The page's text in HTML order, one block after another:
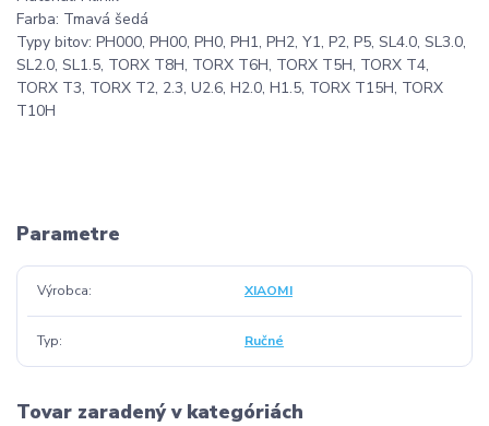
Farba: Tmavá šedá
Typy bitov: PH000, PH00, PH0, PH1, PH2, Y1, P2, P5, SL4.0, SL3.0,
SL2.0, SL1.5, TORX T8H, TORX T6H, TORX T5H, TORX T4,
TORX T3, TORX T2, 2.3, U2.6, H2.0, H1.5, TORX T15H, TORX
T10H
Parametre
Výrobca XIAOMI
Typ Ručné
Tovar zaradený v kategóriách